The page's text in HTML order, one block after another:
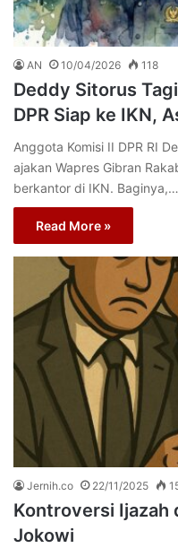
AN 10/04/2026 118
Deddy Sitorus
DPR Siap ke IKN,
Anggota Komisi II DPR RI
ajakan Wapres Gibran
berkantor di IKN. Baginya,…
Read More »
Jernih.co 22/11/2025
Kontroversi Ijazah
Jokowi